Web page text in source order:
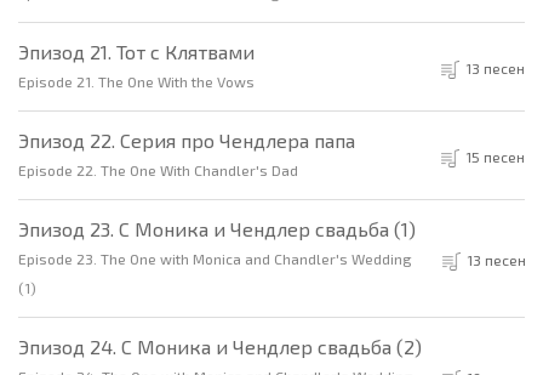
Эпизод 21. Тот с Клятвами
Episode 21. The One With the Vows
13 песен
Эпизод 22. Серия про Чендлера папа
Episode 22. The One With Chandler's Dad
15 песен
Эпизод 23. С Моника и Чендлер свадьба (1)
Episode 23. The One with Monica and Chandler's Wedding
(1)
13 песен
Эпизод 24. С Моника и Чендлер свадьба (2)